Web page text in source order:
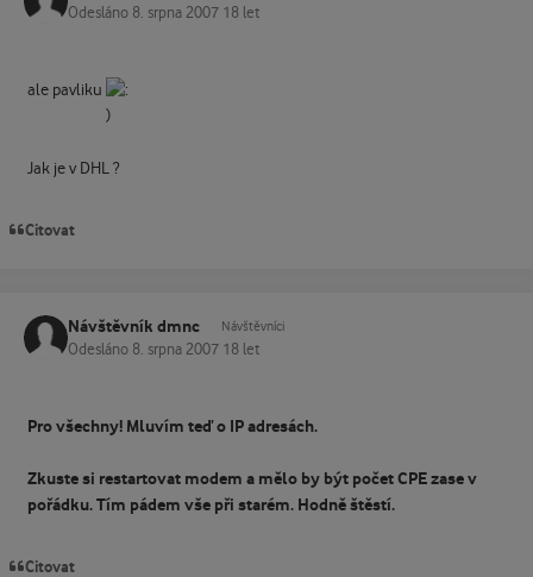
Odesláno 8. srpna 2007 18 let
ale pavliku
Jak je v DHL ?
Citovat
Návštěvník dmnc Návštěvníci
Odesláno 8. srpna 2007 18 let
Pro všechny! Mluvím teď o IP adresách.
Zkuste si restartovat modem a mělo by být počet CPE zase v
pořádku. Tím pádem vše při starém. Hodně štěstí.
Citovat